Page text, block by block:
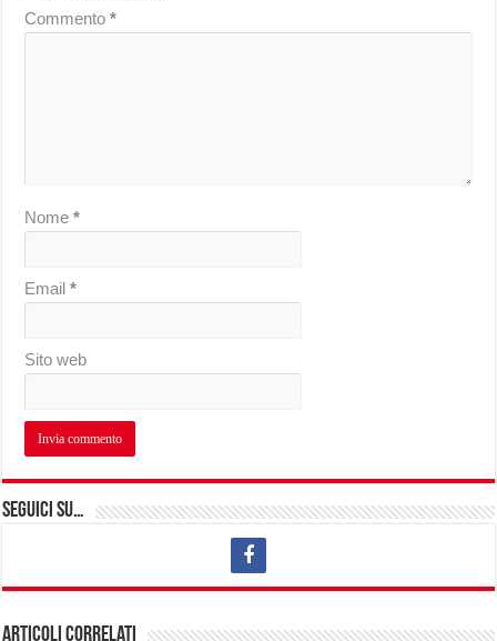
Commento*
Nome*
Email*
Sito web
Seguici su…
Articoli correlati